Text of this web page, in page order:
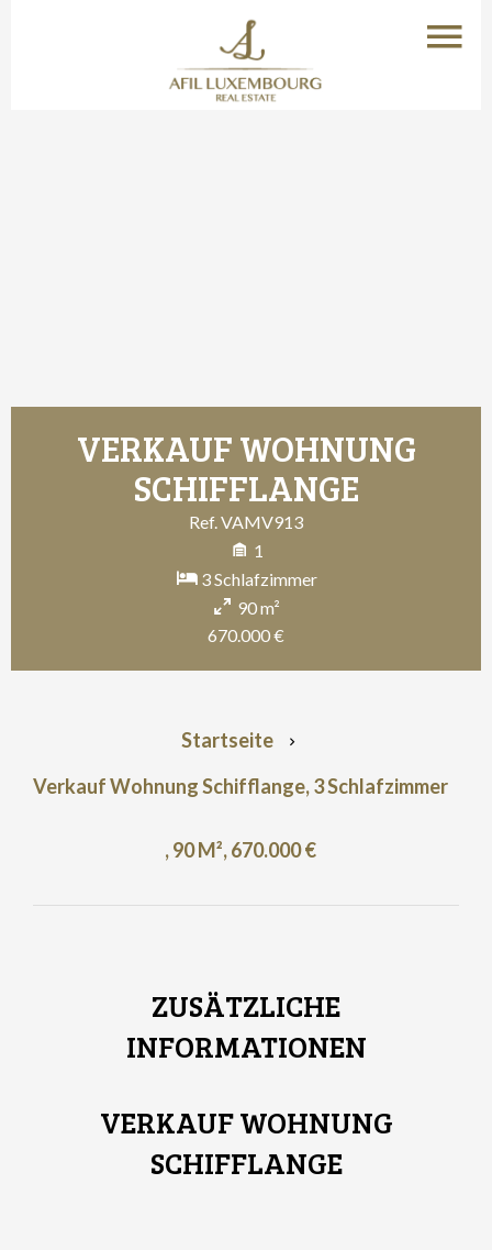
VERKAUF WOHNUNG
SCHIFFLANGE
Ref. VAMV913
1
3 Schlafzimmer
90 m²
670.000 €
Startseite
Verkauf Wohnung Schifflange, 3 Schlafzimmer
, 90 M², 670.000 €
ZUSÄTZLICHE
INFORMATIONEN
VERKAUF WOHNUNG
SCHIFFLANGE